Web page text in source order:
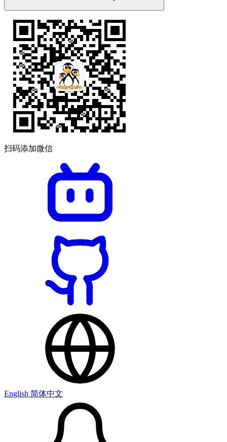
扫码添加微信
English 简体中文